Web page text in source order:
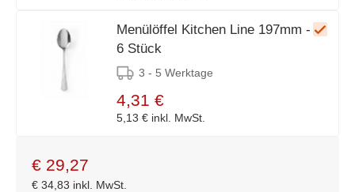
Menülöffel Kitchen Line 197mm -
6 Stück
3 - 5 Werktage
4,31 €
5,13 € inkl. MwSt.
€ 29,27
€ 34,83 inkl. MwSt.